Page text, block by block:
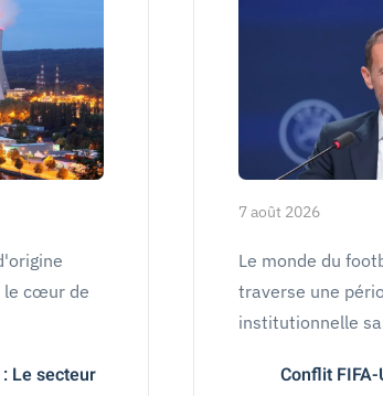
le cœur de
Le secteur
7 août 2026
Le monde du
traverse une
institutionnelle
Conflit